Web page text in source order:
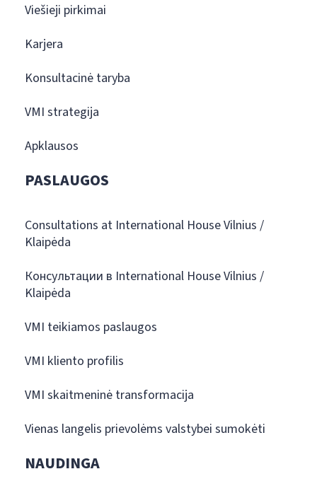
Viešieji pirkimai
Karjera
Konsultacinė taryba
VMI strategija
Apklausos
PASLAUGOS
Consultations at International House Vilnius /
Klaipėda
Консультации в International House Vilnius /
Klaipėda
VMI teikiamos paslaugos
VMI kliento profilis
VMI skaitmeninė transformacija
Vienas langelis prievolėms valstybei sumokėti
NAUDINGA